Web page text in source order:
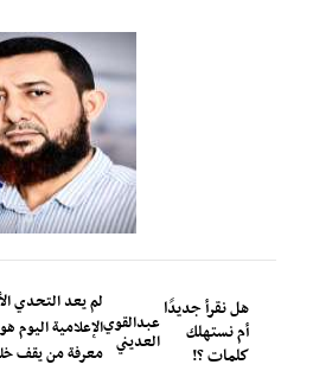
هل نقرأ جديدًا
أم نستهلك
كلمات ؟!
عبدالقوي
العديني
لم يعد التحدي
الإعلامية اليوم
معرفة من يقف